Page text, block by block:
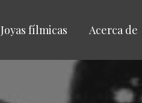
Joyas fílmicas Acerca de